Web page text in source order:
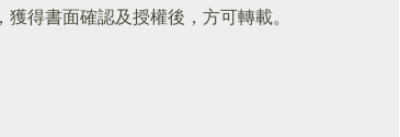
，獲得書面確認及授權後，方可轉載。